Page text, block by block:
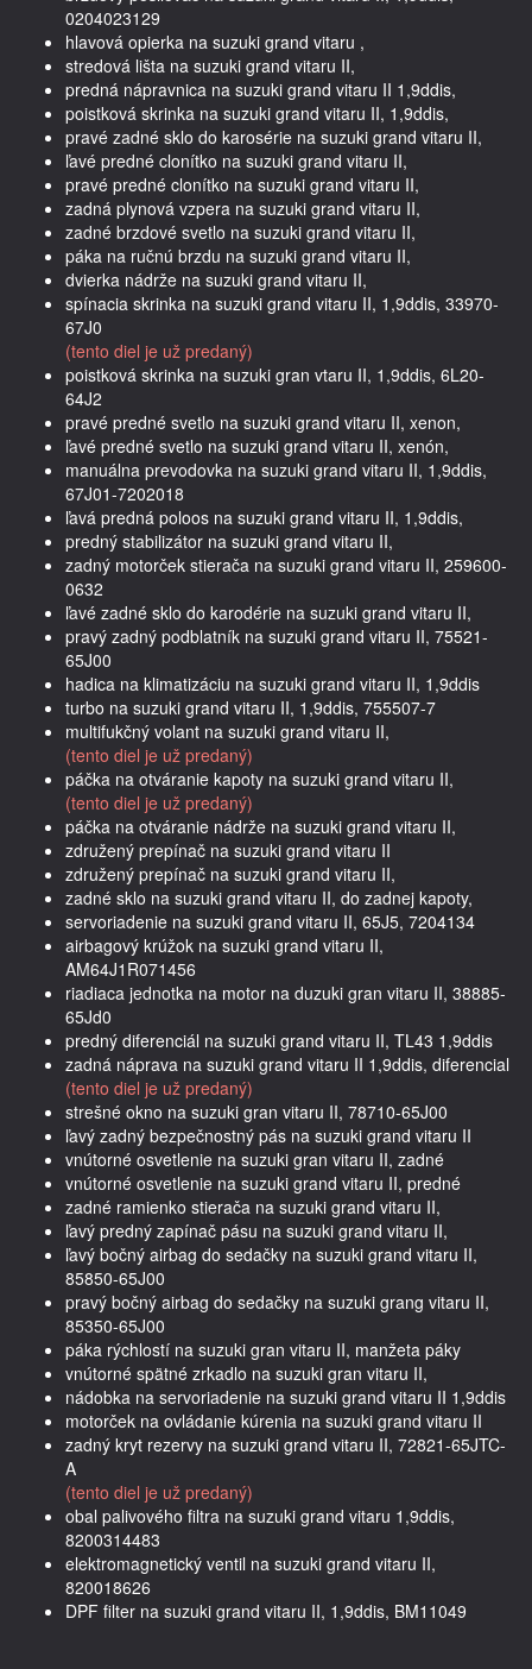
0204023129
hlavová opierka na suzuki grand vitaru ,
stredová lišta na suzuki grand vitaru II,
predná nápravnica na suzuki grand vitaru II 1,9ddis,
poistková skrinka na suzuki grand vitaru II, 1,9ddis,
pravé zadné sklo do karosérie na suzuki grand vitaru II,
ľavé predné clonítko na suzuki grand vitaru II,
pravé predné clonítko na suzuki grand vitaru II,
zadná plynová vzpera na suzuki grand vitaru II,
zadné brzdové svetlo na suzuki grand vitaru II,
páka na ručnú brzdu na suzuki grand vitaru II,
dvierka nádrže na suzuki grand vitaru II,
spínacia skrinka na suzuki grand vitaru II, 1,9ddis, 33970-
67J0
(tento diel je už predaný)
poistková skrinka na suzuki gran vtaru II, 1,9ddis, 6L20-
64J2
pravé predné svetlo na suzuki grand vitaru II, xenon,
ľavé predné svetlo na suzuki grand vitaru II, xenón,
manuálna prevodovka na suzuki grand vitaru II, 1,9ddis,
67J01-7202018
ľavá predná poloos na suzuki grand vitaru II, 1,9ddis,
predný stabilizátor na suzuki grand vitaru II,
zadný motorček stierača na suzuki grand vitaru II, 259600-
0632
ľavé zadné sklo do karodérie na suzuki grand vitaru II,
pravý zadný podblatník na suzuki grand vitaru II, 75521-
65J00
hadica na klimatizáciu na suzuki grand vitaru II, 1,9ddis
turbo na suzuki grand vitaru II, 1,9ddis, 755507-7
multifukčný volant na suzuki grand vitaru II,
(tento diel je už predaný)
páčka na otváranie kapoty na suzuki grand vitaru II,
(tento diel je už predaný)
páčka na otváranie nádrže na suzuki grand vitaru II,
združený prepínač na suzuki grand vitaru II
združený prepínač na suzuki grand vitaru II,
zadné sklo na suzuki grand vitaru II, do zadnej kapoty,
servoriadenie na suzuki grand vitaru II, 65J5, 7204134
airbagový krúžok na suzuki grand vitaru II,
AM64J1R071456
riadiaca jednotka na motor na duzuki gran vitaru II, 38885-
65Jd0
predný diferenciál na suzuki grand vitaru II, TL43 1,9ddis
zadná náprava na suzuki grand vitaru II 1,9ddis, diferencial
(tento diel je už predaný)
strešné okno na suzuki gran vitaru II, 78710-65J00
ľavý zadný bezpečnostný pás na suzuki grand vitaru II
vnútorné osvetlenie na suzuki gran vitaru II, zadné
vnútorné osvetlenie na suzuki grand vitaru II, predné
zadné ramienko stierača na suzuki grand vitaru II,
ľavý predný zapínač pásu na suzuki grand vitaru II,
ľavý bočný airbag do sedačky na suzuki grand vitaru II,
85850-65J00
pravý bočný airbag do sedačky na suzuki grang vitaru II,
85350-65J00
páka rýchlostí na suzuki gran vitaru II, manžeta páky
vnútorné spätné zrkadlo na suzuki gran vitaru II,
nádobka na servoriadenie na suzuki grand vitaru II 1,9ddis
motorček na ovládanie kúrenia na suzuki grand vitaru II
zadný kryt rezervy na suzuki grand vitaru II, 72821-65JTC-
A
(tento diel je už predaný)
obal palivového filtra na suzuki grand vitaru 1,9ddis,
8200314483
elektromagnetický ventil na suzuki grand vitaru II,
820018626
DPF filter na suzuki grand vitaru II, 1,9ddis, BM11049